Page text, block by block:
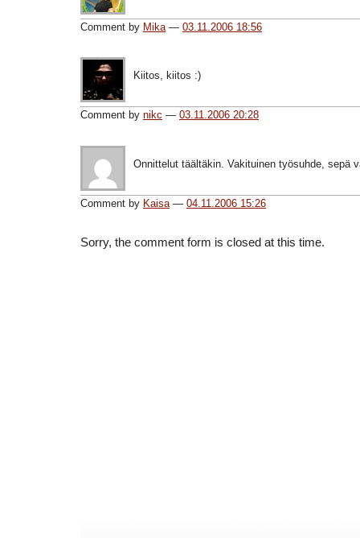
Comment by Mika — 03.11.2006 18:56
Kiitos, kiitos :)
Comment by nikc — 03.11.2006 20:28
Onnittelut täältäkin. Vakituinen työsuhde, sepä
Comment by Kaisa— 04.11.2006 15:26
Sorry, the comment form is closed at this time.